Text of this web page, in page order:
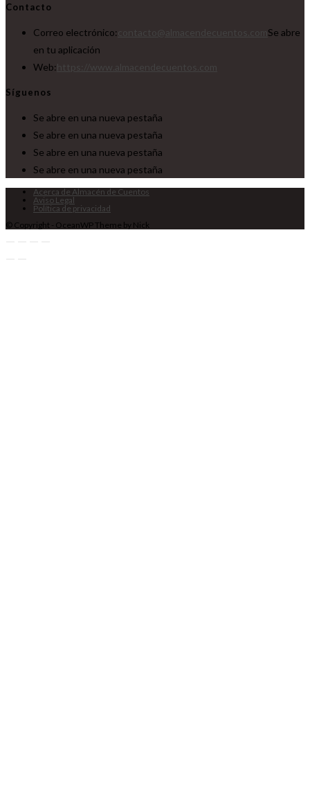
Contacto
Correo electrónico:
Se abre
en tu aplicación
Web:
Síguenos
Se abre en una nueva pestaña
Se abre en una nueva pestaña
Se abre en una nueva pestaña
Se abre en una nueva pestaña
Acerca de Almacén de Cuentos
Aviso Legal
Política de privacidad
© Copyright - OceanWP Theme by Nick